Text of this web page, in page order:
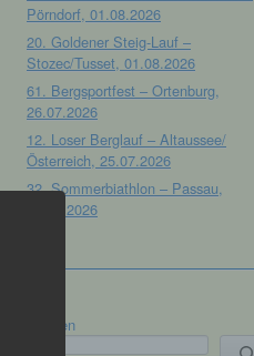
Pörndorf, 01.08.2026
20. Goldener Steig-Lauf –
Stozec/Tusset, 01.08.2026
61. Bergsportfest – Ortenburg,
26.07.2026
12. Loser Berglauf – Altaussee/
Österreich, 25.07.2026
32. Sommerbiathlon – Passau,
18.07.2026
Suchen